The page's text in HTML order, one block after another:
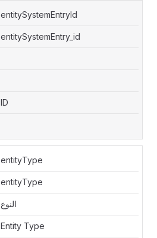
entitySystemEntryId
entitySystemEntry_id
ID
entityType
entityType
النوع
Entity Type